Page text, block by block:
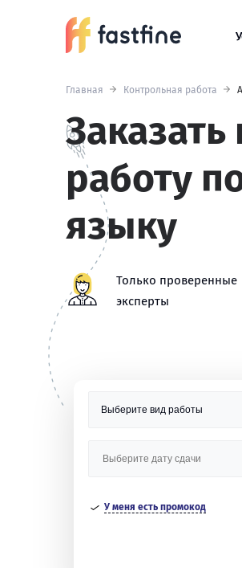
Главная Контрольная работа
работу
языку
Только проверенные
эксперты
У меня есть промокод